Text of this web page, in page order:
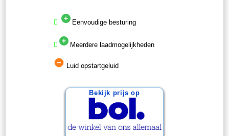
Eenvoudige besturing
Meerdere laadmogelijkheden
Luid opstartgeluid
Bekijk prijs op